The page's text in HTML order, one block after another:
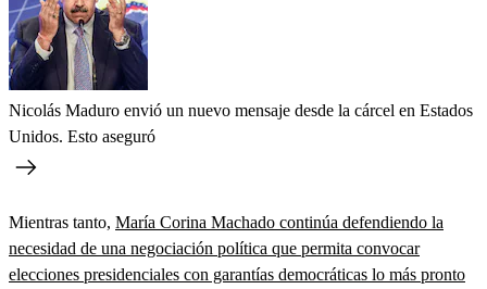
Nicolás Maduro envió un nuevo mensaje desde la cárcel en Estados
Unidos. Esto aseguró
Mientras tanto, María Corina Machado continúa defendiendo la
necesidad de una negociación política que permita convocar
elecciones presidenciales con garantías democráticas lo más pronto